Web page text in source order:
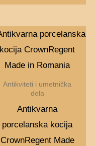
Antikviteti i umetnička
dela
Antikvarna
porcelanska kocija
CrownRegent Made